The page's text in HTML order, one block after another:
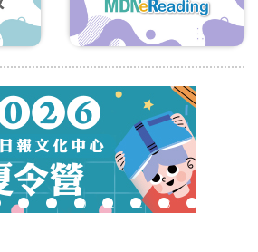
8 9 10 11 12 13 14